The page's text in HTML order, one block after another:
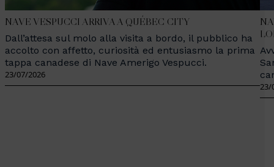
NAVE VESPUCCI ARRIVA A QUÉBEC CITY
Dall’attesa sul molo alla visita a bordo, il pubblico ha
accolto con affetto, curiosità ed entusiasmo la prima
tappa canadese di Nave Amerigo Vespucci.
23/07/2026
23/